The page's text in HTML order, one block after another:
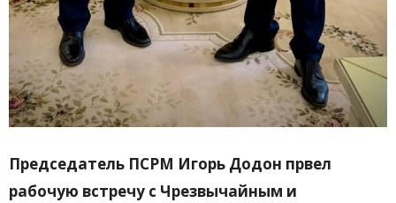
Председатель ПСРМ Игорь Додон првел
рабочую встречу с Чрезвычайным и